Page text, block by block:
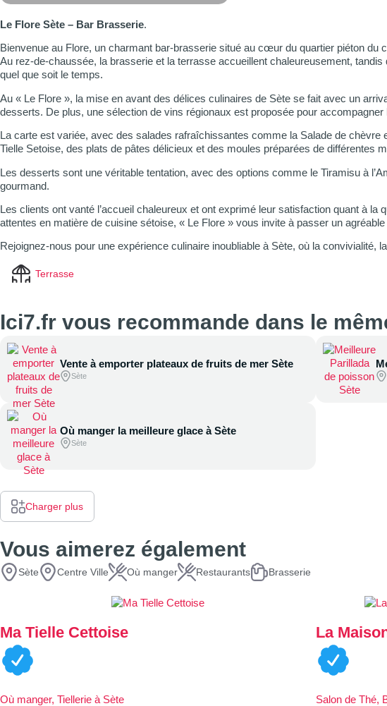
Le Flore Sète – Bar Brasserie.
Bienvenue au Flore, un charmant bar-brasserie situé au cœur du quartier piéton du
Au rez-de-chaussée, la brasserie et la terrasse accueillent chaleureusement,
quel que soit le temps.
Au « Le Flore », la mise en avant des délices culinaires de Sète se fait avec un
desserts. De plus, une sélection de vins régionaux est proposée pour accompagner
La carte est variée, avec des salades rafraîchissantes comme la Salade de
Tielle Setoise, des plats de pâtes délicieux et des moules préparées de différentes
Les desserts sont une véritable tentation, avec des options comme le Tiramisu à
gourmand.
Les clients ont vanté l’accueil chaleureux et ont exprimé leur satisfaction quant à
attentes en matière de cuisine sétoise, « Le Flore » vous invite à passer un
Rejoignez-nous pour une expérience culinaire inoubliable à Sète, où la convivialité,
Terrasse
Ici7.fr vous recommande dans le
Vente à emporter plateaux de fruits de mer Sète
Sète
Où manger la meilleure glace à Sète
Sète
Charger plus
Vous aimerez également
Sète Centre Ville Où manger Restaurants Brasserie
Ma Tielle Cettoise
Où manger, Tiellerie à Sète
La
Salon de Thé,